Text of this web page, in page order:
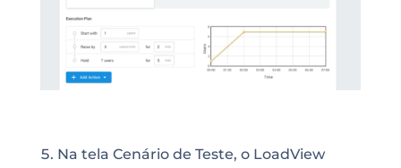
Na tela Cenário de Teste, o LoadView